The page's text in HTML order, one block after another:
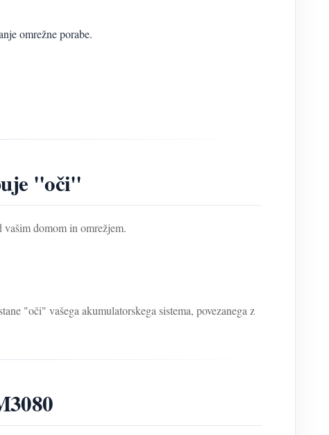
omrežne porabe.
"oči"
vašim domom in omrežjem.
"oči" vašega akumulatorskega sistema, povezanega z